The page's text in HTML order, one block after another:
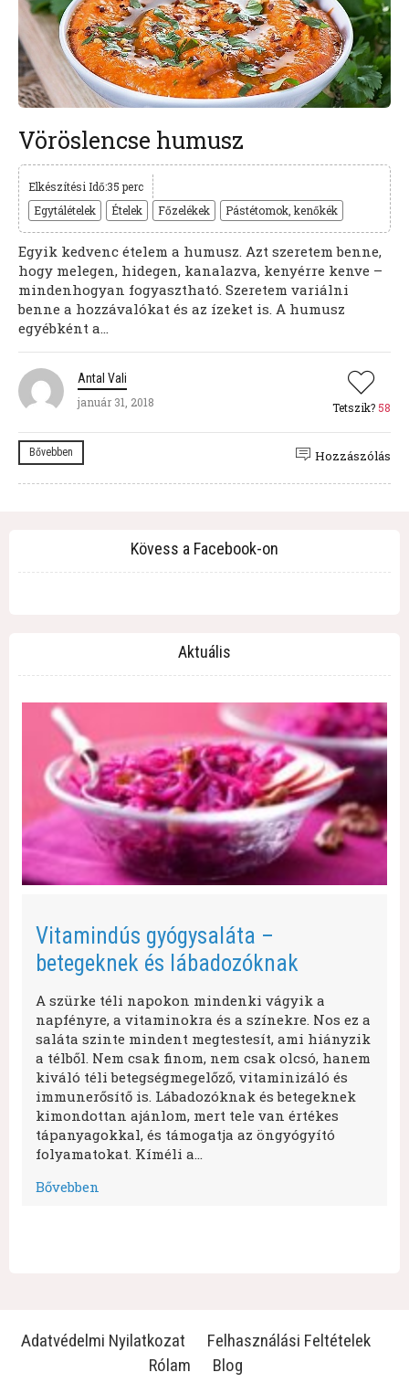
Vöröslencse humusz
Elkészítési Idő:35 perc
Egytálételek
Ételek Főzelékek Pástétomok, kenőkék
Egyik kedvenc ételem a humusz. Azt szeretem benne,
hogy melegen, hidegen, kanalazva, kenyérre kenve –
mindenhogyan fogyasztható. Szeretem variálni
benne a hozzávalókat és az ízeket is. A humusz
egyébként a...
Antal Vali
január 31, 2018
Tetszik? 58
Bővebben Hozzászólás
Kövess a Facebook-on
Aktuális
Vitamindús gyógysaláta –
betegeknek és lábadozóknak
A szürke téli napokon mindenki vágyik a
napfényre, a vitaminokra és a színekre. Nos ez a
saláta szinte mindent megtestesít, ami hiányzik
a télből. Nem csak finom, nem csak olcsó, hanem
kiváló téli betegségmegelőző, vitaminizáló és
immunerősítő is. Lábadozóknak és betegeknek
kimondottan ajánlom, mert tele van értékes
tápanyagokkal, és támogatja az öngyógyító
folyamatokat. Kíméli a…
Bővebben
Adatvédelmi Nyilatkozat
Felhasználási Feltételek
Rólam
Blog